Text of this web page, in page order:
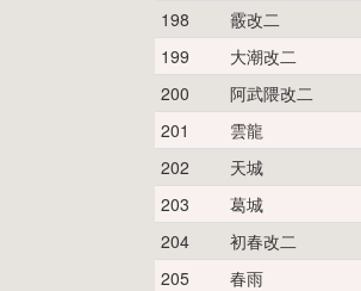
198
霰改二
199
大潮改二
200
阿武隈改二
201
雲龍
202
天城
203
葛城
204
初春改二
205
春雨